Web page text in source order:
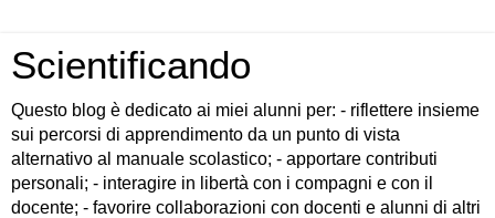
Scientificando
Questo blog è dedicato ai miei alunni per: - riflettere insieme
sui percorsi di apprendimento da un punto di vista
alternativo al manuale scolastico; - apportare contributi
personali; - interagire in libertà con i compagni e con il
docente; - favorire collaborazioni con docenti e alunni di altri